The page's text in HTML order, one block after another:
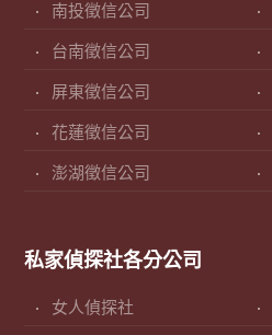
南投徵信公司
台南徵信公司
屏東徵信公司
花蓮徵信公司
澎湖徵信公司
私家偵探社各分公司
女人偵探社